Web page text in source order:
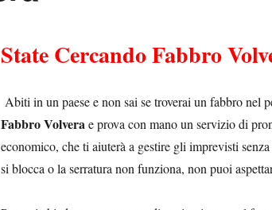
State Cercando Fabbro
Abiti in un paese e non sai se troverai un fabbro nel
Fabbro Volverae prova con mano un servizio di
economico, che ti aiuterà a gestire gli imprevisti
si blocca o la serratura non funziona, non puoi